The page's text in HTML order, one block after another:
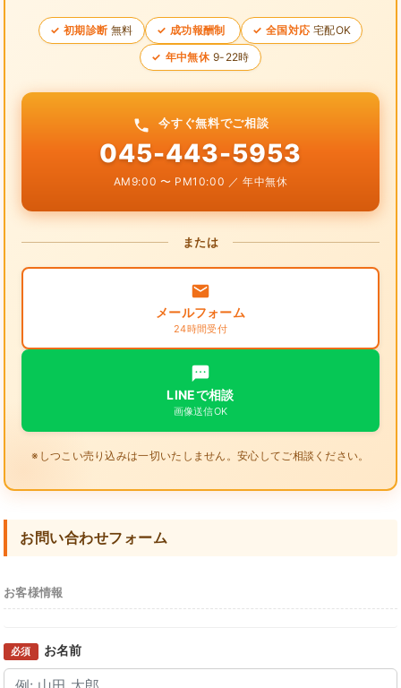
初期診断 無料 成功報酬制 全国対応 宅配OK
年中無休 9-22時
今すぐ無料でご相談
045-443-5953
AM9:00 〜 PM10:00 ／ 年中無休
または
メールフォーム
24時間受付
LINEで相談
画像送信OK
※しつこい売り込みは一切いたしません。安心してご相談ください。
お問い合わせフォーム
お客様情報
必須 お名前